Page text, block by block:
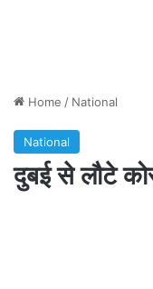
Home / National
National
दुबई से लौटे